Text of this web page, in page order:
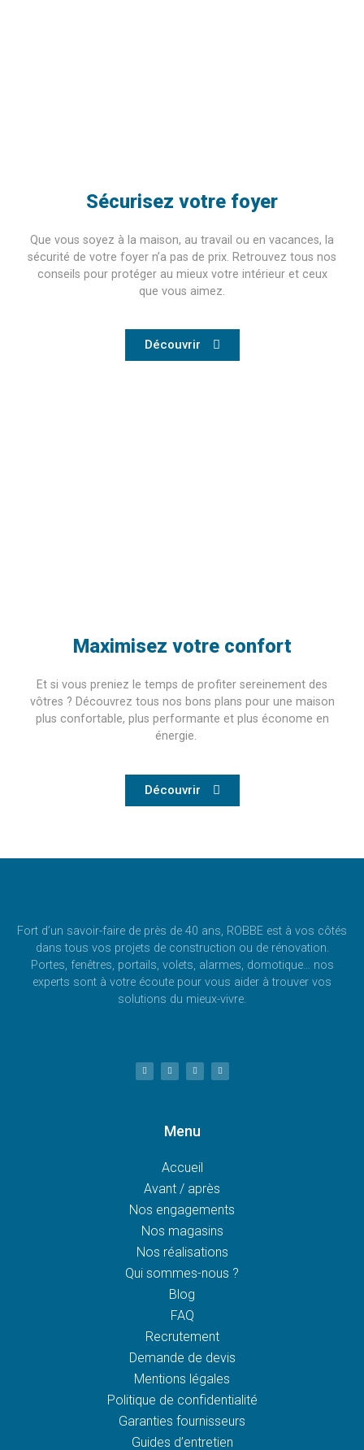
Sécurisez votre foyer
Que vous soyez à la maison, au travail ou en vacances, la
sécurité de votre foyer n’a pas de prix. Retrouvez tous nos
conseils pour protéger au mieux votre intérieur et ceux
que vous aimez.
Découvrir
Maximisez votre confort
Et si vous preniez le temps de profiter sereinement des
vôtres ? Découvrez tous nos bons plans pour une maison
plus confortable, plus performante et plus économe en
énergie.
Découvrir
Fort d’un savoir-faire de près de 40 ans, ROBBE est à vos côtés
dans tous vos projets de construction ou de rénovation.
Portes, fenêtres, portails, volets, alarmes, domotique… nos
experts sont à votre écoute pour vous aider à trouver vos
solutions du mieux-vivre.
Menu
Accueil
Avant / après
Nos engagements
Nos magasins
Nos réalisations
Qui sommes-nous ?
Blog
FAQ
Recrutement
Demande de devis
Mentions légales
Politique de confidentialité
Garanties fournisseurs
Guides d’entretien